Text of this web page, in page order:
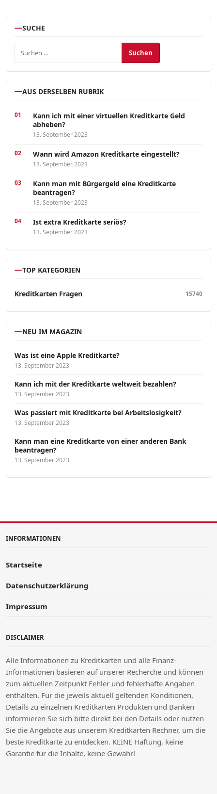
SUCHE
Suchen nach:
AUS DERSELBEN RUBRIK
Kann ich mit einer virtuellen Kreditkarte Geld
abheben?
13. September 2023
Wann wird Amazon Kreditkarte eingestellt?
13. September 2023
Kann man mit Bürgergeld eine Kreditkarte
beantragen?
13. September 2023
Ist extra Kreditkarte seriös?
13. September 2023
TOP KATEGORIEN
Kreditkarten Fragen 15740
NEU IM MAGAZIN
Was ist eine Apple Kreditkarte?
13. September 2023
Kann ich mit der Kreditkarte weltweit bezahlen?
13. September 2023
Was passiert mit Kreditkarte bei Arbeitslosigkeit?
13. September 2023
Kann man eine Kreditkarte von einer anderen Bank
beantragen?
13. September 2023
INFORMATIONEN
Startseite
Datenschutzerklärung
Impressum
DISCLAIMER
Alle Informationen zu Kreditkarten und alle Finanz-
Informationen basieren auf unserer Recherche und können
zum aktuellen Zeitpunkt Fehler und fehlerhafte Angaben
enthalten. Für die jeweils aktuell geltenden Konditionen,
Details zu einzelnen Kreditkarten Produkten und Banken
informieren Sie sich bitte direkt bei den Details oder nutzen
Sie die Angebote aus unserem Kreditkarten Rechner, um die
beste Kreditkarte zu entdecken. KEINE Haftung, keine
Garantie für die Inhalte, keine Gewähr!